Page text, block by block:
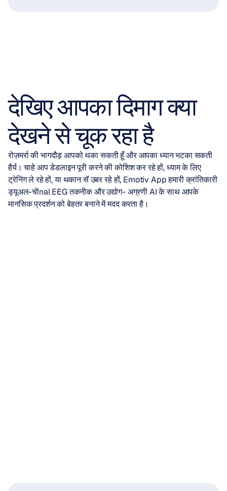
देखिए आपका दिमाग क्या
देखने से चूक रहा है
रोज़मर्रा की भागदौड़ आपको थका सकती हूँ और आपका ध्यान भटका सकती
हैर्य। चाहे आप डेडलाइन पूरी करने की कोशिश कर रहे हों, ध्याम के लिए
ट्रेनिंग ले रहे हों, या थकान सॅ उबर रहे हों, Emotiv App हमारी क्रांतिकारी
ड्यूअल-चॊnal EEG तकनीक और उद्योग- अग्रणी AI के साथ आपके
मानसिक प्रदर्शन को बेहतर बनाने में मदद करता है।